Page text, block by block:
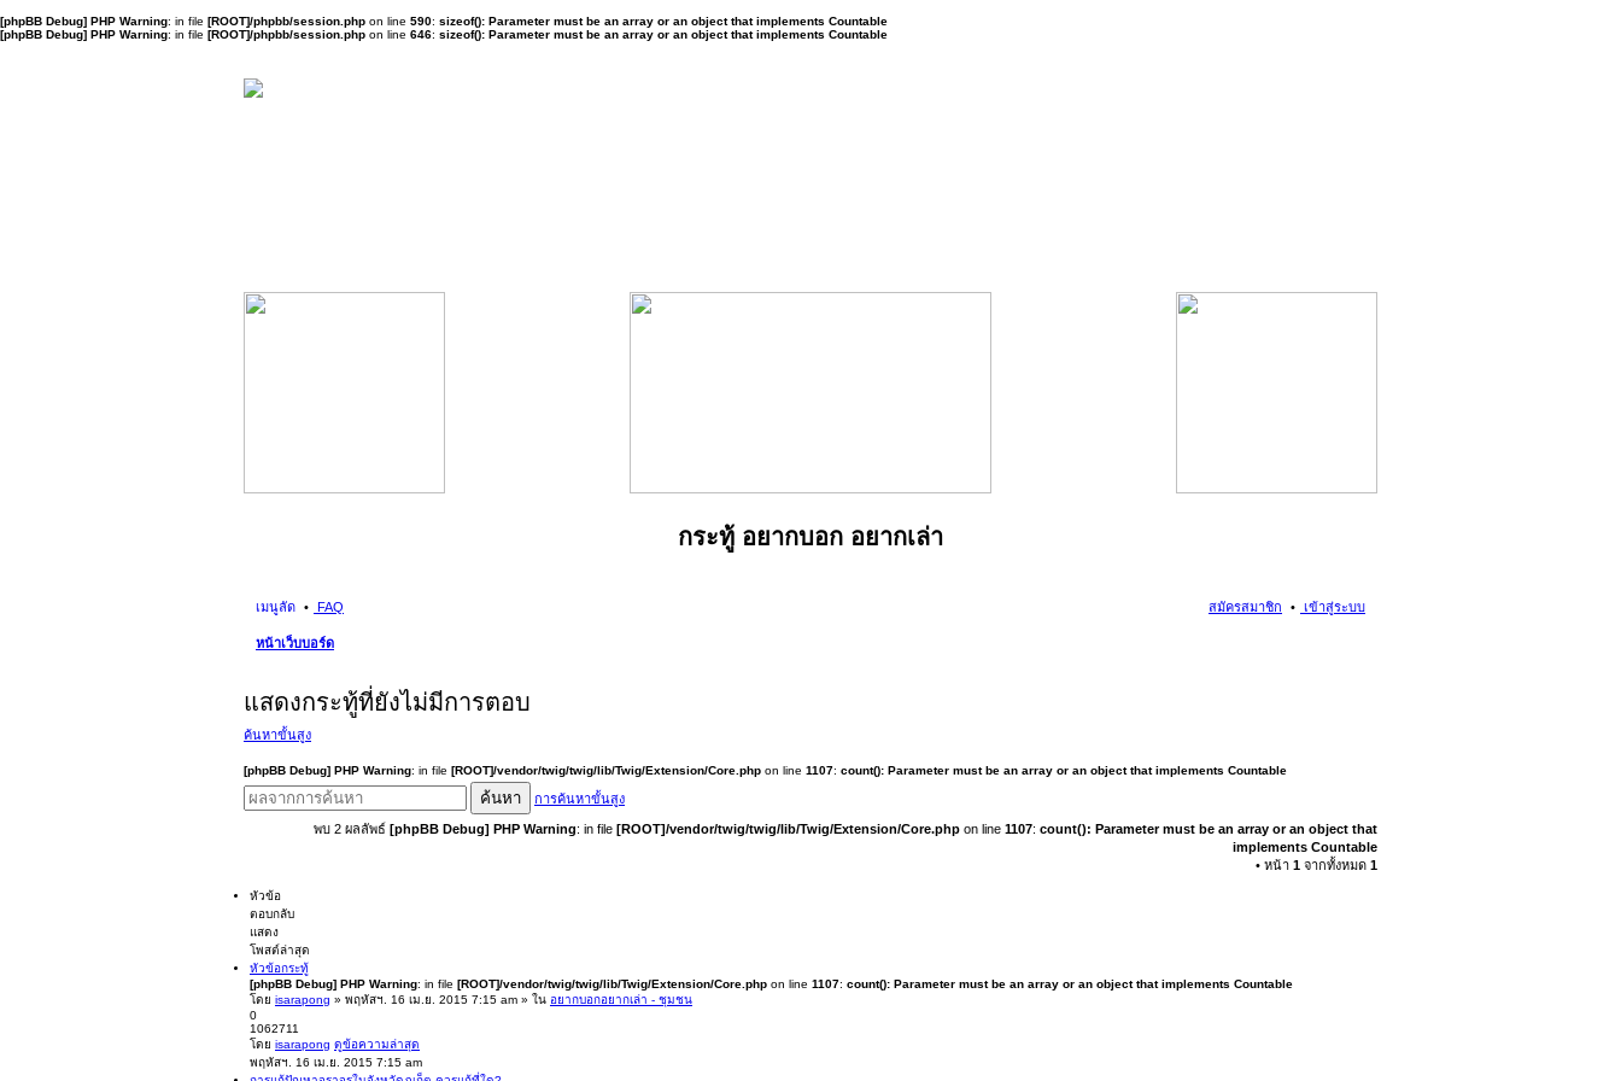
[phpBB Debug] PHP Warning: in file [ROOT]/phpbb/session.php on line 590: sizeof(): Parameter must be an array or an object that implements Countable
[phpBB Debug] PHP Warning: in file [ROOT]/phpbb/session.php on line 646: sizeof(): Parameter must be an array or an object that implements Countable
กระทู้ อยากบอก อยากเล่า
เมนูลัด FAQ เข้าสู่ระบบ
สมัครสมาชิก
หน้าเว็บบอร์ด
แสดงกระทู้ที่ยังไม่มีการตอบ
ค้นหาขั้นสูง
[phpBB Debug] PHP Warning: in file [ROOT]/vendor/twig/twig/lib/Twig/Extension/Core.php on line 1107: count(): Parameter must be an array or an object that implements Countable
ค้นหา การค้นหาขั้นสูง
พบ 2 ผลลัพธ์ [phpBB Debug] PHP Warning: in file [ROOT]/vendor/twig/twig/lib/Twig/Extension/Core.php on line 1107: count(): Parameter must be an array or an object that
implements Countable
• หน้า 1 จากทั้งหมด 1
หัวข้อ
ตอบกลับ
แสดง
โพสต์ล่าสุด
หัวข้อกระทู้
[phpBB Debug] PHP Warning: in file [ROOT]/vendor/twig/twig/lib/Twig/Extension/Core.php on line 1107: count(): Parameter must be an array or an object that implements Countable
โดย isarapong » พฤหัสฯ. 16 เม.ย. 2015 7:15 am » ใน อยากบอกอยากเล่า - ชุมชน
0
1062711
โดย isarapong ดูข้อความล่าสุด
พฤหัสฯ. 16 เม.ย. 2015 7:15 am